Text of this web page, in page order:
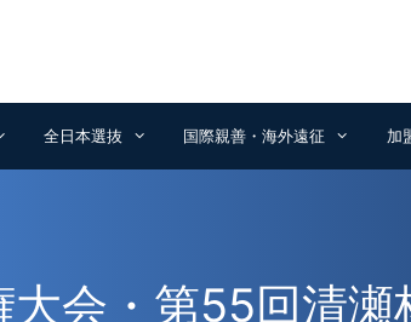
全日本選抜 国際親善・海外遠征 加
大会・第55回清